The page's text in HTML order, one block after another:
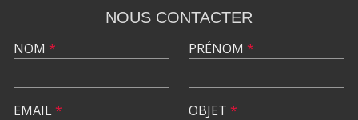
NOUS CONTACTER
NOM *
EMAIL*
PRÉNOM *
OBJET *